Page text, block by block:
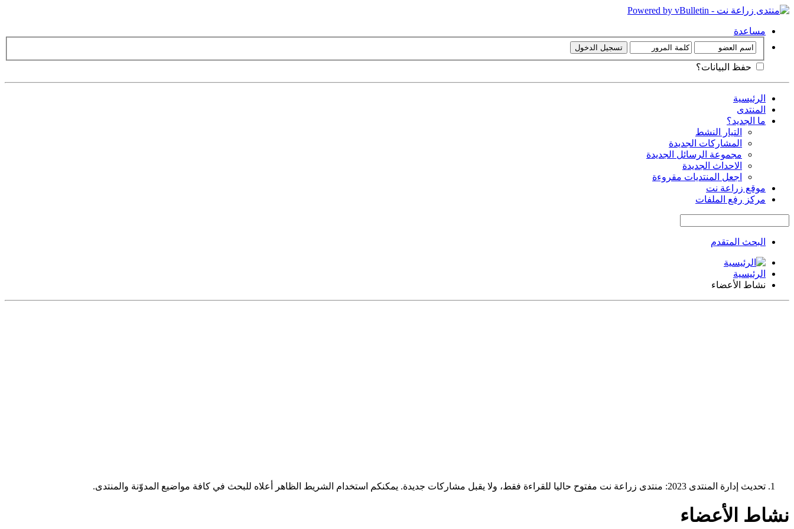
مساعدة
حفظ البيانات؟
الرئيسية
المنتدى
ما الجديد؟
التيار النشط
المشاركات الجديدة
مجموعة الرسائل الجديدة
الاحداث الجديدة
اجعل المنتديات مقروءة
موقع زراعة نت
مركز رفع الملفات
البحث المتقدم
الرئيسية
نشاط الأعضاء
تحديث إدارة المنتدى 2023: منتدى زراعة نت مفتوح حاليا للقراءة فقط، ولا يقبل مشاركات جديدة. يمكنكم استخدام الشريط الظاهر أعلاه للبحث في كافة مواضيع المدوّنة والمنتدى.
نشاط الأعضاء